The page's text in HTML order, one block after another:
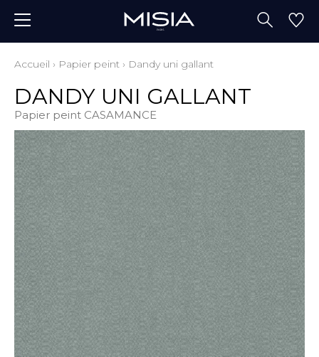
Accueil › Papier peint › Dandy uni gallant
DANDY UNI GALLANT
Papier peint CASAMANCE